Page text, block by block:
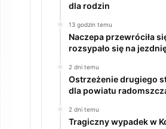
dla rodzin
13 godzin temu
Naczepa przewróciła
rozsypało się na
2 dni temu
Ostrzeżenie drugiego
dla powiatu
2 dni temu
Tragiczny wypadek w